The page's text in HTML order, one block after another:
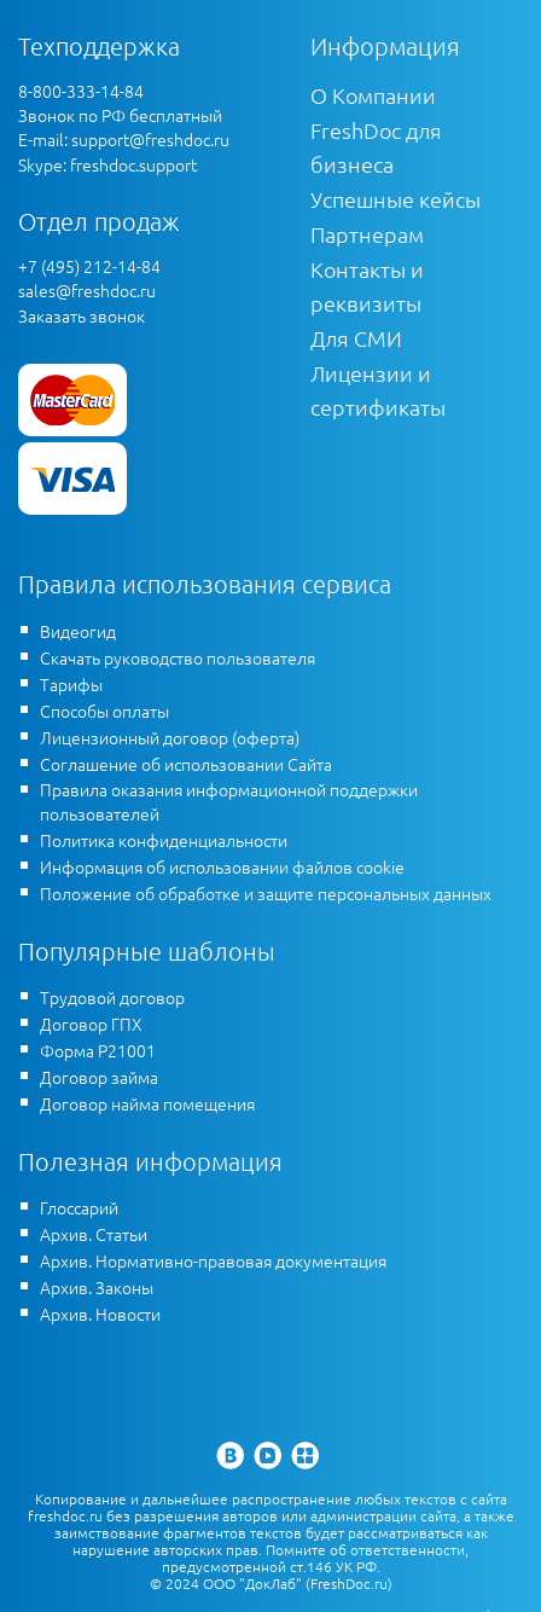
Техподдержка
8-800-333-14-84
Звонок по РФ бесплатный
E-mail:support@freshdoc.ru
Skype: freshdoc.support
Отдел продаж
+7 (495) 212-14-84
sales@freshdoc.ru
Заказать звонок
Информация
О Компании
FreshDoc для
бизнеса
Успешные кейсы
Партнерам
Контакты и
реквизиты
Для СМИ
Лицензии и
сертификаты
Правила использования сервиса
Видеогид
Скачать руководство пользователя
Тарифы
Способы оплаты
Лицензионный договор (оферта)
Соглашение об использовании Сайта
Правила оказания информационной поддержки
пользователей
Политика конфиденциальности
Информация об использовании файлов cookie
Положение об обработке и защите персональных данных
Популярные шаблоны
Трудовой договор
Договор ГПХ
Форма Р21001
Договор займа
Договор найма помещения
Полезная информация
Глоссарий
Архив. Статьи
Архив. Нормативно-правовая документация
Архив. Законы
Архив. Новости
Копирование и дальнейшее распространение любых текстов с сайта
freshdoc.ru без разрешения авторов или администрации сайта, а также
заимствование фрагментов текстов будет рассматриваться как
нарушение авторских прав. Помните об ответственности,
предусмотренной ст.146 УК РФ.
© 2024 ООО "ДокЛаб" (FreshDoc.ru)